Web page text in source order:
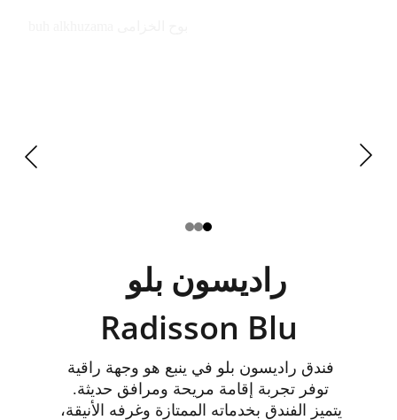
فندق راديسون بلو في ينبع هو وجهة راقية
توفر تجربة إقامة مريحة ومرافق حديثة.
يتميز الفندق بخدماته الممتازة وغرفه الأنيقة،
راديسون بلو
Radisson Blu